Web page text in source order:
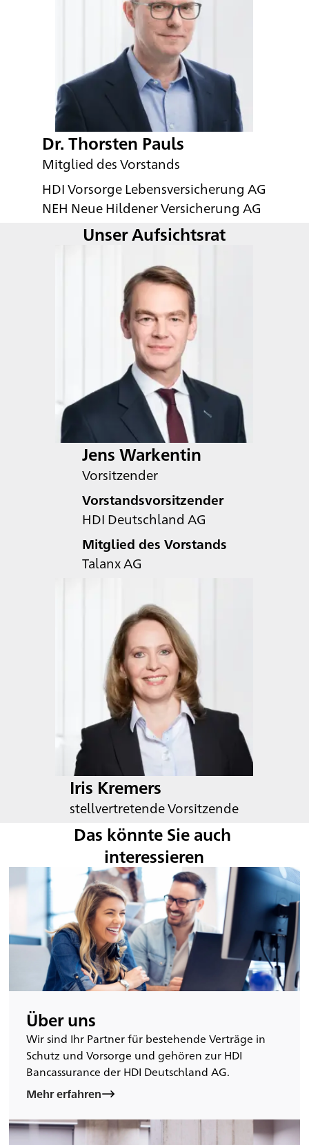
Dr. Thorsten Pauls
Mitglied des Vorstands
HDI Vorsorge Lebensversicherung AG
NEH Neue Hildener Versicherung AG
Unser Aufsichtsrat
Jens Warkentin
Vorsitzender
Vorstandsvorsitzender
HDI Deutschland AG
Mitglied des Vorstands
Talanx AG
Iris Kremers
stellvertretende Vorsitzende
Das könnte Sie auch
interessieren
Über uns
Wir sind Ihr Partner für bestehende Verträge in
Schutz und Vorsorge und gehören zur HDI
Bancassurance der HDI Deutschland AG.
Mehr erfahren